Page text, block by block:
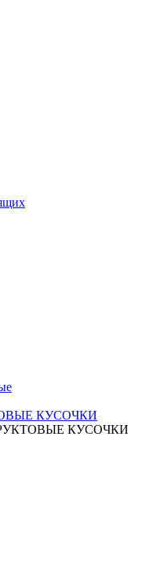
КУСОЧКИ
КУСОЧКИ